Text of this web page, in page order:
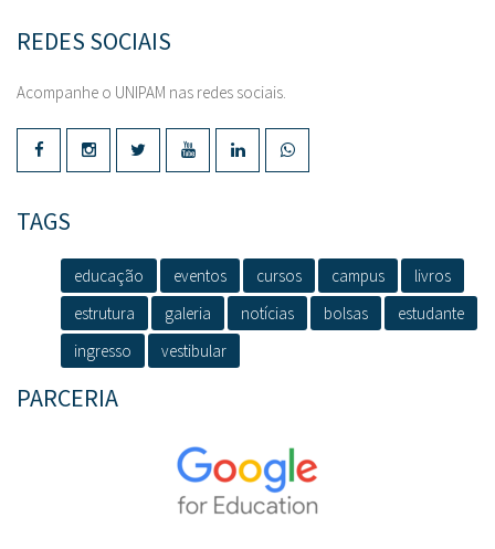
REDES SOCIAIS
Acompanhe o UNIPAM nas redes sociais.
TAGS
educação eventos cursos campus
livros
estrutura
galeria notícias bolsas
estudante
ingresso
vestibular
PARCERIA